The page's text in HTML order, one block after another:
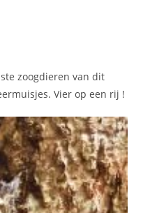
zoogdieren van dit
Vier op een rij !